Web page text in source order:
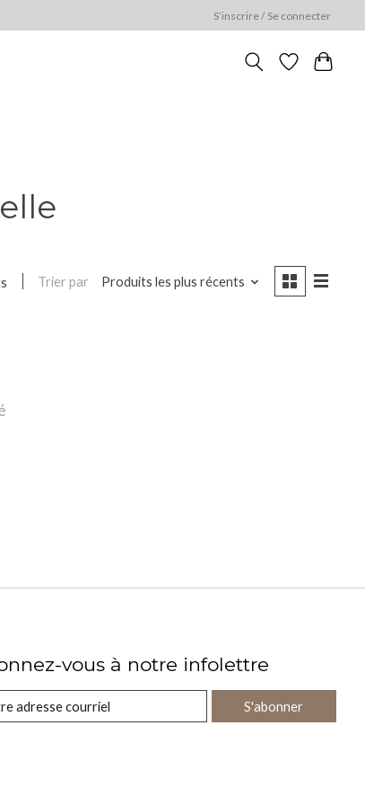
S’inscrire / Se connecter
Trier par Produits les plus récents
vous à notre infolettre
S'abonner